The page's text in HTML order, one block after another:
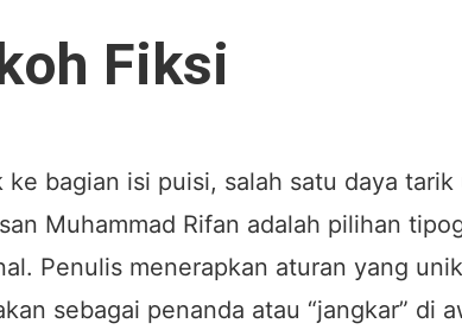
Fiksi
ke bagian isi puisi, salah satu daya tarik
Muhammad Rifan adalah pilihan
Penulis menerapkan aturan yang
sebagai penanda atau “jangkar” di